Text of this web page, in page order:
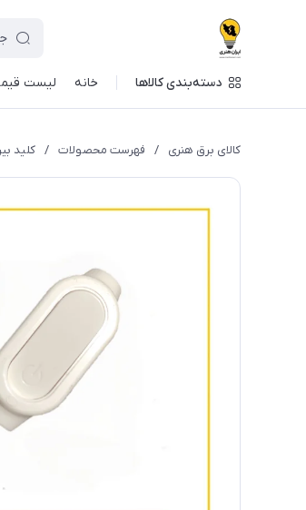
دسته‌بندی کالاها خانه لیست
کالای برق هنری / فهرست محصولات / کلید